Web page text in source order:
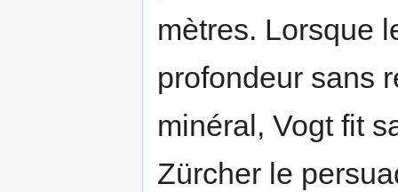
mètres. Lorsque
profondeur sans
minéral, Vogt fit
Zürcher le